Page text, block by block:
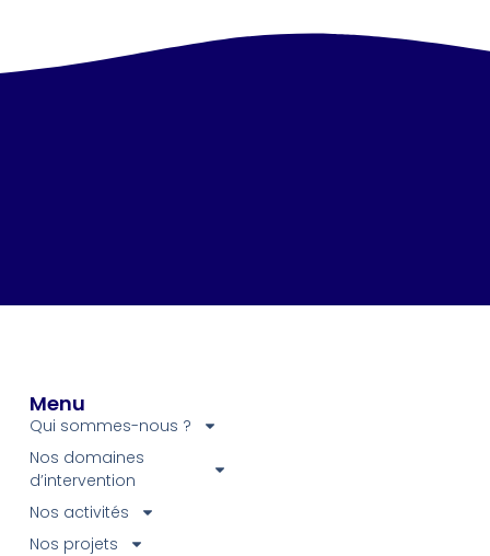
Menu
Qui sommes-nous ?
Nos domaines
d’intervention
Nos activités
Nos projets